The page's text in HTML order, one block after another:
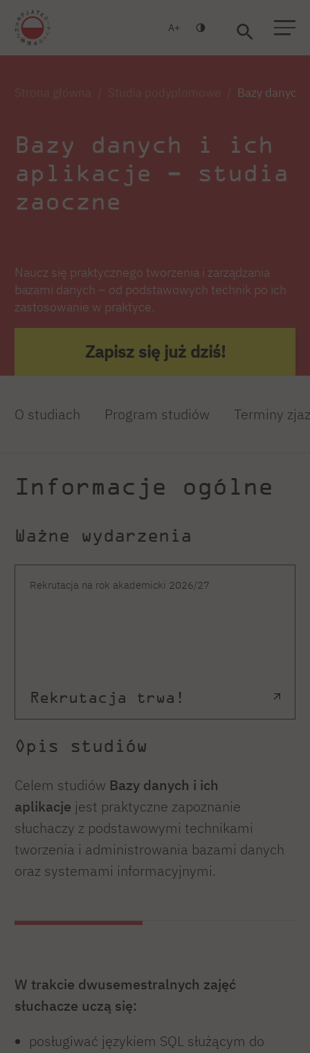
A
Bazy danych
Bazy danych i ich
aplikacje – studia
zaoczne
Naucz się praktycznego tworzenia i zarządzania
bazami danych – od podstawowych technik po ich
zastosowanie w praktyce.
Zapisz się już dziś!
O studiach Program studiów Terminy
Informacje ogólne
Ważne wydarzenia
Rekrutacja na rok akademicki 2026/27
Rekrutacja trwa!
Opis studiów
Celem studiów Bazy danych i ich
aplikacje jest praktyczne zapoznanie
słuchaczy z podstawowymi technikami
tworzenia i administrowania bazami danych
oraz systemami informacyjnymi.
W trakcie dwusemestralnych zajęć
słuchacze uczą się:
posługiwać językiem SQL służącym do